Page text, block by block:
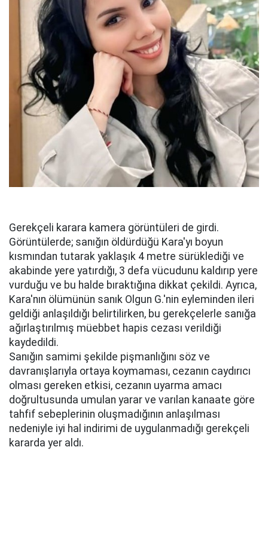
Gerekçeli karara kamera görüntüleri de girdi.
Görüntülerde; sanığın öldürdüğü Kara'yı boyun
kısmından tutarak yaklaşık 4 metre sürüklediği ve
akabinde yere yatırdığı, 3 defa vücudunu kaldırıp yere
vurduğu ve bu halde bıraktığına dikkat çekildi. Ayrıca,
Kara'nın ölümünün sanık Olgun G.'nin eyleminden ileri
geldiği anlaşıldığı belirtilirken, bu gerekçelerle sanığa
ağırlaştırılmış müebbet hapis cezası verildiği
kaydedildi.
Sanığın samimi şekilde pişmanlığını söz ve
davranışlarıyla ortaya koymaması, cezanın caydırıcı
olması gereken etkisi, cezanın uyarma amacı
doğrultusunda umulan yarar ve varılan kanaate göre
tahfif sebeplerinin oluşmadığının anlaşılması
nedeniyle iyi hal indirimi de uygulanmadığı gerekçeli
kararda yer aldı.